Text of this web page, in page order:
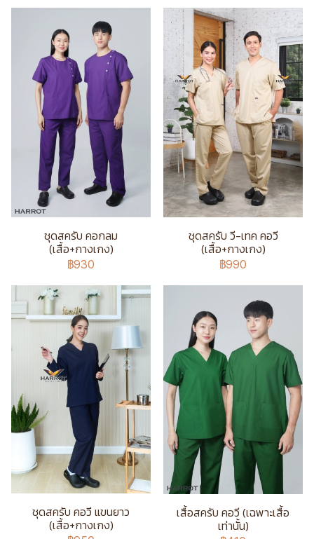
ชุดสครับ คอกลม
(เสื้อ+กางเกง)
฿930
ชุดสครับ วี-เทค คอวี
(เสื้อ+กางเกง)
฿990
ชุดสครับ คอวี แขนยาว
(เสื้อ+กางเกง)
เสื้อสครับ คอวี (เฉพาะเสื้อ
เท่านั้น)